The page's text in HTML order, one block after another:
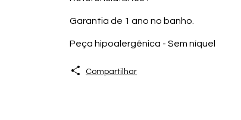
Garantia de 1 ano no banho.
Peça hipoalergênica - Sem níquel
Compartilhar